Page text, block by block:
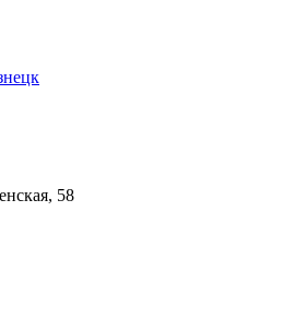
58